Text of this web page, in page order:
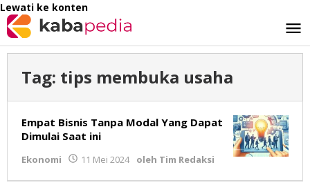
Lewati ke konten
Tag: tips membuka usaha
Empat Bisnis Tanpa Modal Yang Dapat
Dimulai Saat ini
Ekonomi 11 Mei 2024 oleh Tim Redaksi